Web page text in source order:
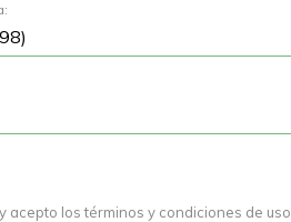
acepto los términos y condiciones de uso